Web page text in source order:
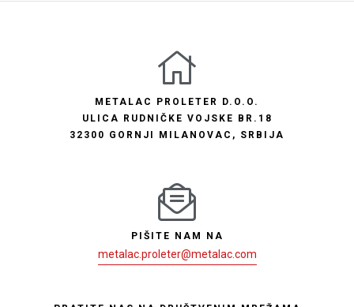
METALAC PROLETER D.O.O.
ULICA RUDNIČKE VOJSKE BR.18
32300 GORNJI MILANOVAC, SRBIJA
PIŠITE NAM NA
metalac.proleter@metalac.com